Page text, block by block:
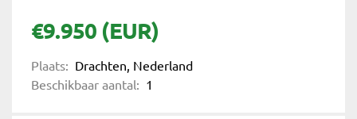
€9.950 (EUR)
Plaats: Drachten, Nederland
Beschikbaar aantal: 1